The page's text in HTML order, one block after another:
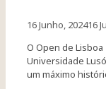
16 Junho, 202416
O Open de Lisboa
Universidade
um máximo